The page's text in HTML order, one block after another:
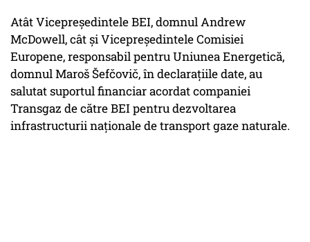
Atât Vicepreședintele BEI, domnul Andrew
McDowell, cât și Vicepreședintele Comisiei
Europene, responsabil pentru Uniunea Energetică,
domnul Maroš Šefčovič, în declarațiile date, au
salutat suportul financiar acordat companiei
Transgaz de către BEI pentru dezvoltarea
infrastructurii naționale de transport gaze naturale.